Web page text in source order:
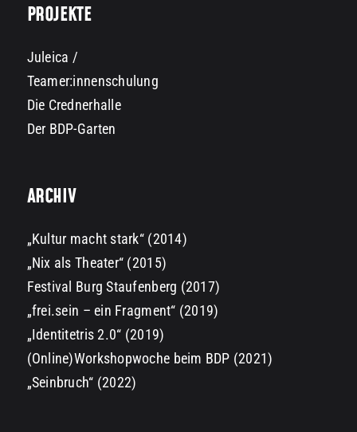
PROJEKTE
Juleica /
Teamer:innenschulung
Die Crednerhalle
Der BDP-Garten
ARCHIV
„Kultur macht stark“ (2014)
„Nix als Theater“ (2015)
Festival Burg Staufenberg (2017)
„frei.sein – ein Fragment“ (2019)
„Identitetris 2.0“ (2019)
(Online)Workshopwoche beim BDP (2021)
„Seinbruch“ (2022)